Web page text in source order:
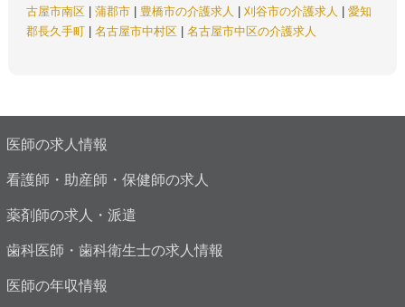
古屋市南区
蒲郡市 豊橋市の介護求人 刈谷市の介護求人
愛知
郡長久手町
名古屋市中村区 名古屋市中区の介護求人
医師の求人情報
看護師・助産師・保健師の求人
薬剤師の求人・派遣
歯科医師・歯科衛生士の求人情報
医師の年収情報